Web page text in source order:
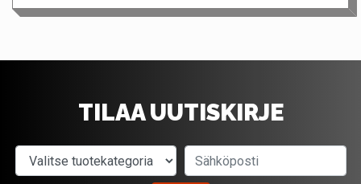
TILAA UUTISKIRJE
Valitse tuotekategoria